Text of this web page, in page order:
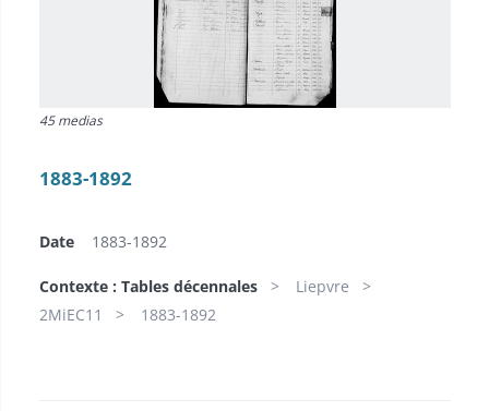
45 medias
1883-1892
Date 1883-1892
Contexte : Tables décennales
Liepvre
2MiEC11
1883-1892